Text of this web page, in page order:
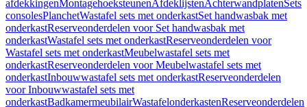
afdekkingenMontagehoeksteunenAfdeklijstenAchterwandplatenSets
consolesPlanchetWastafel sets met onderkastSet handwasbak met
onderkastReserveonderdelen voor Set handwasbak met
onderkastWastafel sets met onderkastReserveonderdelen voor
Wastafel sets met onderkastMeubelwastafel sets met
onderkastReserveonderdelen voor Meubelwastafel sets met
onderkastInbouwwastafel sets met onderkastReserveonderdelen
voor Inbouwwastafel sets met
onderkastBadkamermeubilairWastafelonderkastenReserveonderdelen